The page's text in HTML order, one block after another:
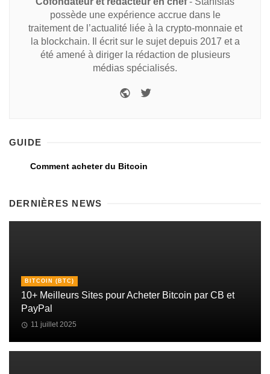
possède une expérience accrue dans le
traitement de l’actualité liée à la crypto-monnaie et
la blockchain. Il écrit sur le sujet depuis 2017 et a
été amené à diriger la rédaction de plusieurs
médias spécialisés.
GUIDE
Comment acheter du Bitcoin
DERNIÈRES NEWS
BITCOIN (BTC)
10+ Meilleurs Sites pour Acheter Bitcoin par CB et
PayPal
11 juillet 2025